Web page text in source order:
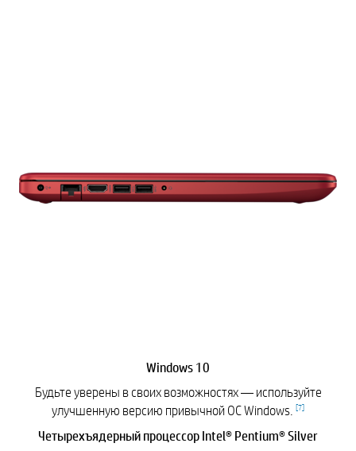
Windows 10
Будьте уверены в своих возможностях — используйте
улучшенную версию привычной ОС Windows. [7]
Четырехъядерный процессор Intel® Pentium® Silver